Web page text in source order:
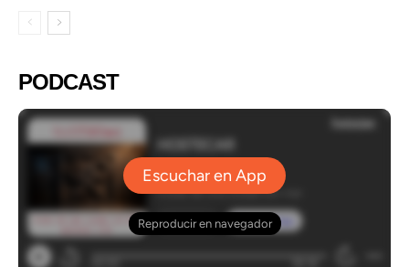
PODCAST